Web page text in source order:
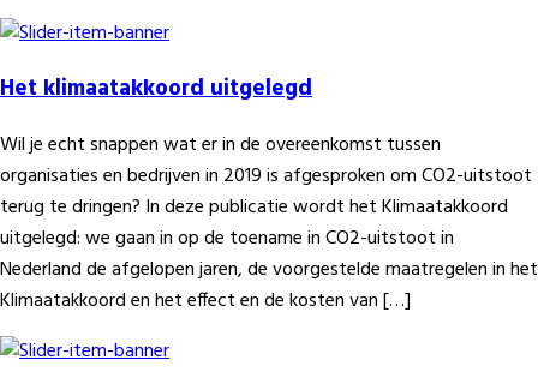
Het klimaatakkoord uitgelegd
Wil je echt snappen wat er in de overeenkomst tussen
organisaties en bedrijven in 2019 is afgesproken om CO2-uitstoot
terug te dringen? In deze publicatie wordt het Klimaatakkoord
uitgelegd: we gaan in op de toename in CO2-uitstoot in
Nederland de afgelopen jaren, de voorgestelde maatregelen in het
Klimaatakkoord en het effect en de kosten van […]